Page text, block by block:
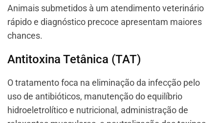
Animais submetidos à um atendimento veterinário
rápido e diagnóstico precoce apresentam maiores
chances.
Antitoxina Tetânica (TAT)
O tratamento foca na eliminação da infecção pelo
uso de antibióticos, manutenção do equilíbrio
hidroeletrolítico e nutricional, administração de